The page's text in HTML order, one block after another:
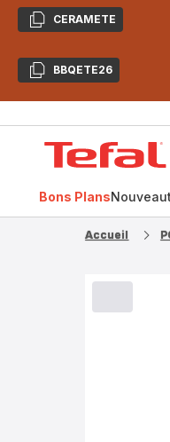
CopierCERAMETE
CopierBBQETE26
Bons Plans
Accueil